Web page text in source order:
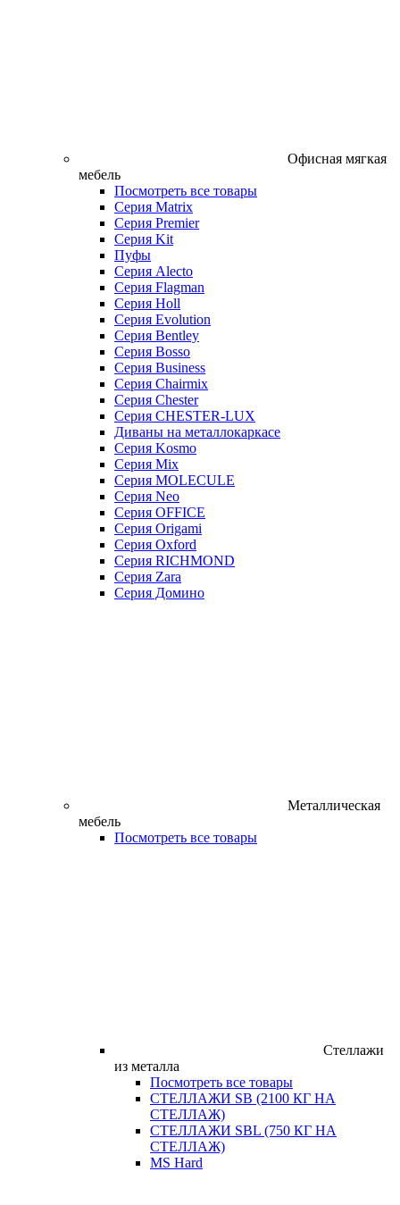
Офисная мягкая
мебель
Посмотреть все товары
Серия Matrix
Серия Premier
Серия Kit
Пуфы
Серия Alecto
Серия Flagman
Серия Holl
Серия Evolution
Серия Bentley
Серия Bosso
Серия Business
Серия Chairmix
Серия Chester
Серия CHESTER-LUX
Диваны на металлокаркасе
Серия Kosmo
Серия Mix
Серия MOLECULE
Серия Neo
Серия OFFICE
Серия Origami
Серия Oxford
Серия RICHMOND
Серия Zara
Серия Домино
Металлическая
мебель
Посмотреть все товары
Стеллажи
из металла
Посмотреть все товары
СТЕЛЛАЖИ SB (2100 КГ НА
СТЕЛЛАЖ)
СТЕЛЛАЖИ SBL (750 КГ НА
СТЕЛЛАЖ)
MS Hard